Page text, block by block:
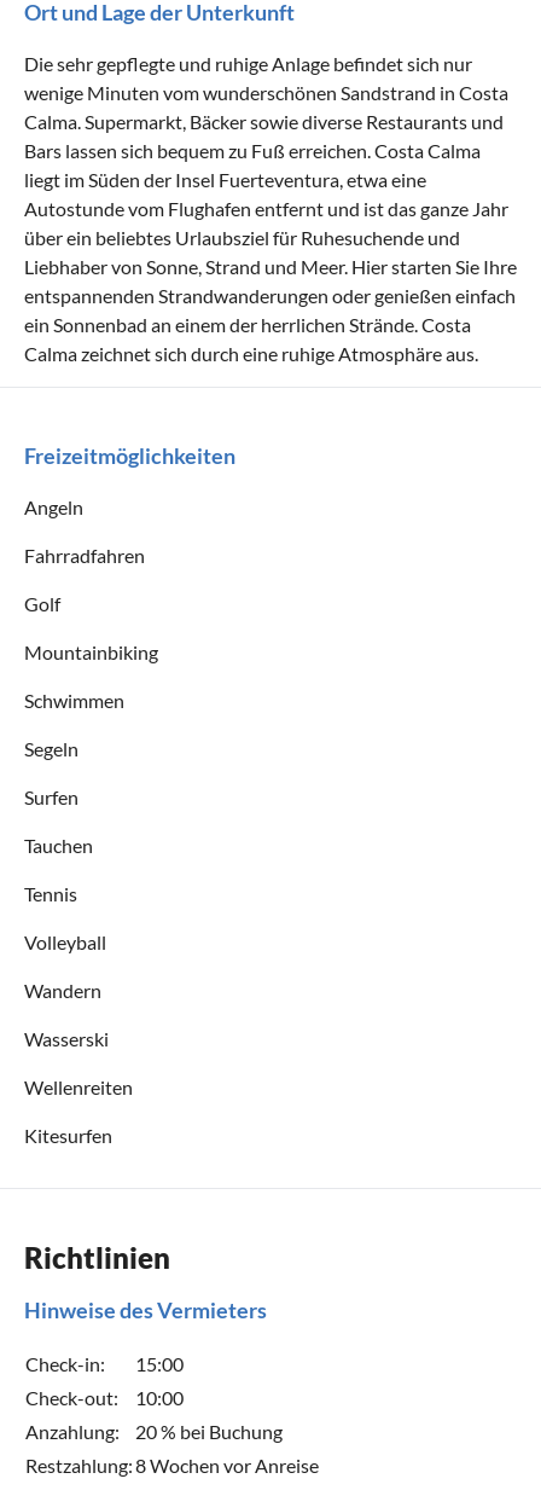
Ort und Lage der Unterkunft
Die sehr gepflegte und ruhige Anlage befindet sich nur
wenige Minuten vom wunderschönen Sandstrand in Costa
Calma. Supermarkt, Bäcker sowie diverse Restaurants und
Bars lassen sich bequem zu Fuß erreichen. Costa Calma
liegt im Süden der Insel Fuerteventura, etwa eine
Autostunde vom Flughafen entfernt und ist das ganze Jahr
über ein beliebtes Urlaubsziel für Ruhesuchende und
Liebhaber von Sonne, Strand und Meer. Hier starten Sie Ihre
entspannenden Strandwanderungen oder genießen einfach
ein Sonnenbad an einem der herrlichen Strände. Costa
Calma zeichnet sich durch eine ruhige Atmosphäre aus.
Freizeitmöglichkeiten
Angeln
Fahrradfahren
Golf
Mountainbiking
Schwimmen
Segeln
Surfen
Tauchen
Tennis
Volleyball
Wandern
Wasserski
Wellenreiten
Kitesurfen
Richtlinien
Hinweise des Vermieters
Check-in:
15:00
Check-out:
10:00
Anzahlung:
20 % bei Buchung
Restzahlung:8 Wochen vor Anreise